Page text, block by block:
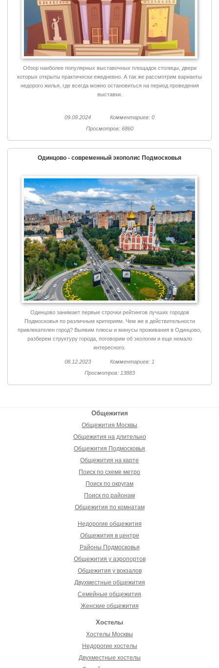
Обзор наиболее популярных выставочных площадок столицы, двери
которых открыты практически ежедневно. А так же рассмотрим варианты
недорого жилья, где всегда можно остановиться на период проведения
выставки.
09.09.2024
Комментариев: 0
Просмотров: 6860
Одинцово - современный экополис Подмосковья
Одинцово занимает первые строчки рейтингов лучших городов
Подмосковья по различным критериям. Чем же в действительности
привлекателен город? Выявим плюсы и минусы проживания в Одинцово,
разберем структуру города, поговорим об экологии и еще немало
интересного.
08.12.2023
Комментариев: 1
Просмотров: 13883
Общежития
Общежития Москвы
Общежития на длительно
Общежития Подмосковья
Общежития на карте
Поиск по схеме метро
Поиск по округам
Поиск по районам
Общежития по комнатам
Недорогие общежития
Общежития в центре
Районы Подмосковья
Общежития у аэропортов
Общежития у вокзалов
Двухместные общежития
Семейные общежития
Женские общежития
Хостелы
Хостелы Москвы
Недорогие хостелы
Двухместные хостелы